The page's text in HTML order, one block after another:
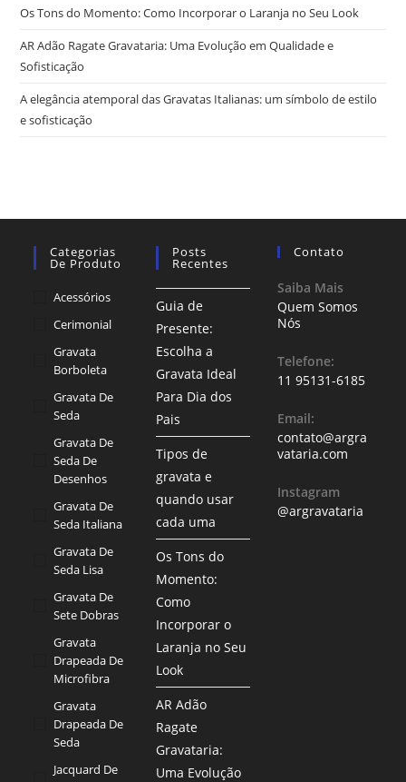
Os Tons do Momento: Como Incorporar o Laranja no Seu Look
AR Adão Ragate Gravataria: Uma Evolução em Qualidade e
Sofisticação
A elegância atemporal das Gravatas Italianas: um símbolo de estilo
e sofisticação
Categorias
De Produto
Acessórios
Cerimonial
Gravata
Borboleta
Gravata De
Seda
Gravata De
Seda De
Desenhos
Gravata De
Seda Italiana
Gravata De
Seda Lisa
Gravata De
Sete Dobras
Gravata
Drapeada De
Microfibra
Gravata
Drapeada De
Seda
Jacquard De
Posts
Recentes
Guia de
Presente:
Escolha a
Gravata Ideal
Para Dia dos
Pais
Tipos de
gravata e
quando usar
cada uma
Os Tons do
Momento:
Como
Incorporar o
Laranja no Seu
Look
AR Adão
Ragate
Gravataria:
Uma Evolução
Contato
Saiba Mais
Quem Somos
Nós
Telefone:
11 95131-6185
Email:
contato@argra
vataria.com
Instagram
@argravataria